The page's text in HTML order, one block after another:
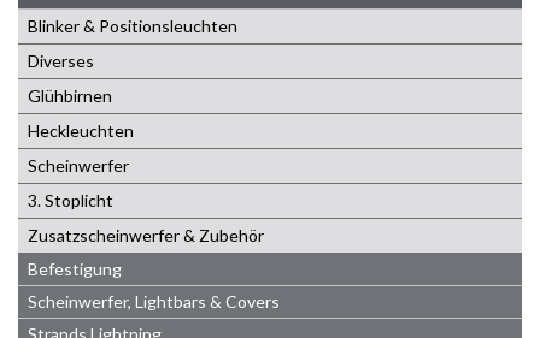
Blinker & Positionsleuchten
Diverses
Glühbirnen
Heckleuchten
Scheinwerfer
3. Stoplicht
Zusatzscheinwerfer & Zubehör
Befestigung
Scheinwerfer, Lightbars & Covers
Strands Lightning